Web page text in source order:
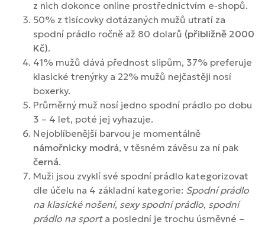
z nich dokonce online prostřednictvím e-shopů.
50% z tisícovky dotázaných mužů utratí za
spodní prádlo ročně až 80 dolarů (přibližně 2000
Kč).
41% mužů dává přednost slipům, 37% preferuje
klasické trenýrky a 22% mužů nejčastěji nosí
boxerky.
Průměrný muž nosí jedno spodní prádlo po dobu
3 – 4 let, poté jej vyhazuje.
Nejoblíbenější barvou je momentálně
námořnicky modrá, v těsném závěsu za ní pak
černá.
Muži jsou zvyklí své spodní prádlo kategorizovat
dle účelu na 4 základní kategorie: Spodní prádlo
na klasické nošení, sexy spodní prádlo, spodní
prádlo na sporta poslední je trochu úsměvné –